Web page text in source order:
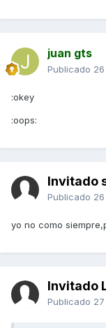
juan gts
Publicado
:okey
:oops:
Invitado
Publicado
yo no como
Invitado
Publicado